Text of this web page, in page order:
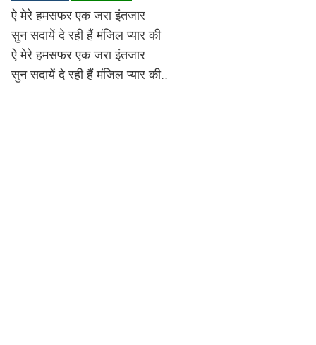
Lyrics in Hindi – Movie Songs
Lyrics in Tamil – Devotional Songs
Lyrics in Tamil – Movie Songs
Kannada
Lyrics in Kannada – Movie Songs
ऐ मेरे हमसफर एक जरा इंतजार
सुन सदायें दे रही हैं मंजिल प्यार की
ऐ मेरे हमसफर एक जरा इंतजार
सुन सदायें दे रही हैं मंजिल प्यार की..